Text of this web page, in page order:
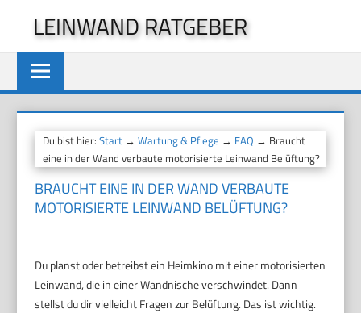
springen
LEINWAND RATGEBER
Du bist hier:Start →Wartung & Pflege → FAQ → Braucht
eine in der Wand verbaute motorisierte Leinwand Belüftung?
BRAUCHT EINE IN DER WAND VERBAUTE
MOTORISIERTE LEINWAND BELÜFTUNG?
Du planst oder betreibst ein Heimkino mit einer motorisierten
Leinwand, die in einer Wandnische verschwindet. Dann
stellst du dir vielleicht Fragen zur Belüftung. Das ist wichtig.